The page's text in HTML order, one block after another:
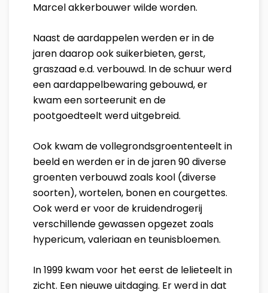
Marcel akkerbouwer wilde worden.
Naast de aardappelen werden er in de
jaren daarop ook suikerbieten, gerst,
graszaad e.d. verbouwd. In de schuur werd
een aardappelbewaring gebouwd, er
kwam een sorteerunit en de
pootgoedteelt werd uitgebreid.
Ook kwam de vollegrondsgroententeelt in
beeld en werden er in de jaren 90 diverse
groenten verbouwd zoals kool (diverse
soorten), wortelen, bonen en courgettes.
Ook werd er voor de kruidendrogerij
verschillende gewassen opgezet zoals
hypericum, valeriaan en teunisbloemen.
In 1999 kwam voor het eerst de lelieteelt in
zicht. Een nieuwe uitdaging. Er werd in dat